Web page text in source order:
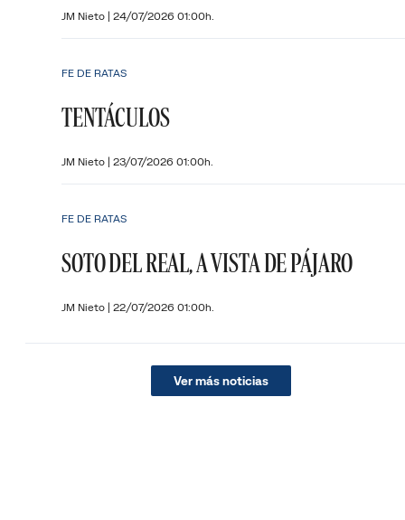
JM Nieto | 24/07/2026 01:00h.
FE DE RATAS
TENTÁCULOS
JM Nieto | 23/07/2026 01:00h.
FE DE RATAS
SOTO DEL REAL, A VISTA DE PÁJARO
JM Nieto | 22/07/2026 01:00h.
Ver más noticias